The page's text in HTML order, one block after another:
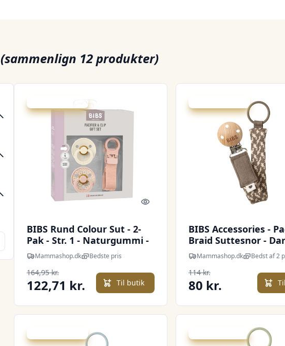
(sammenlign 12 produkter)
Udsalg - spar 25 %
Quick look
BIBS Rund Colour Sut - 2-
Pak - Str. 1 - Naturgummi -
m. Suttesnor - Blush
Mammashop.dk Bedste pris
164,95 kr.
122,71 kr. Til butik
BIBS Accessories -
Braid Suttesnor -
Oak/Vanilla
Mammashop.dk Bedst af 2
114 kr.
80 kr.